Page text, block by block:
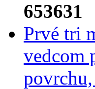
653631
Prvé tri
vedcom